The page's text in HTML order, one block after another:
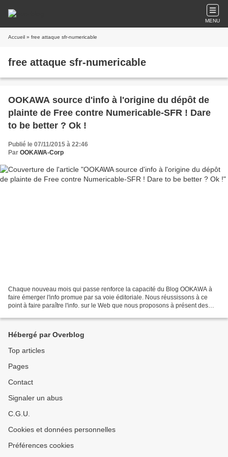
MENU
Accueil » free attaque sfr-numericable
free attaque sfr-numericable
OOKAWA source d'info à l'origine du dépôt de
plainte de Free contre Numericable-SFR ! Dare
to be better ? Ok !
Publié le 07/11/2015 à 22:46
Par OOKAWA-Corp
Chaque nouveau mois qui passe renforce la capacité du Blog OOKAWA à
faire émerger l'info promue par sa voie éditoriale. Nous réussissons à ce
point à faire paraître l'info. sur le Web que nous proposons à présent des
Hébergé par Overblog
Top articles
Pages
Contact
Signaler un abus
C.G.U.
Cookies et données personnelles
Préférences cookies